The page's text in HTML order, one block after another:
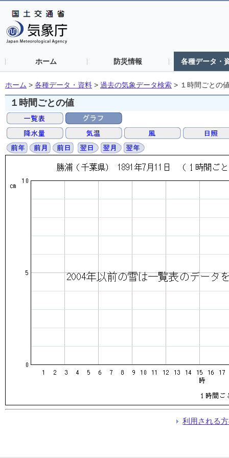
ホーム 防災情報 各種データ・
ホーム > 各種データ・資料 > 過去の気象データ検索 > １時間ごとの
１時間ごとの値
利用される